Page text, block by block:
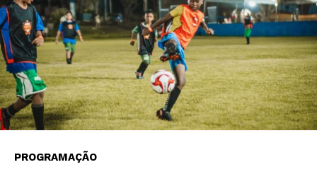
PROGRAMAÇÃO